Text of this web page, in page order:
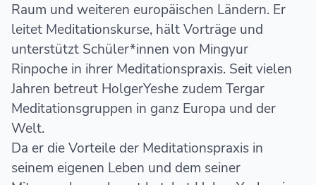
Raum und weiteren europäischen Ländern. Er
leitet Meditationskurse, hält Vorträge und
unterstützt Schüler*innen von Mingyur
Rinpoche in ihrer Meditationspraxis. Seit vielen
Jahren betreut HolgerYeshe zudem Tergar
Meditationsgruppen in ganz Europa und der
Welt.
Da er die Vorteile der Meditationspraxis in
seinem eigenen Leben und dem seiner